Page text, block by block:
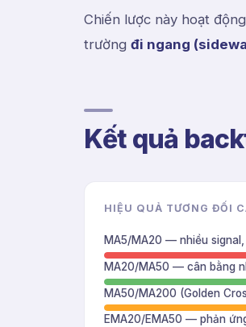
Chiến lược này hoạt
trường đi ngang
Kết quả
HIỆU QUẢ TƯƠNG ĐỐI
MA5/MA20 — nhiều
MA20/MA50 — cân bằng
MA50/MA200 (Golden
EMA20/EMA50 — phản